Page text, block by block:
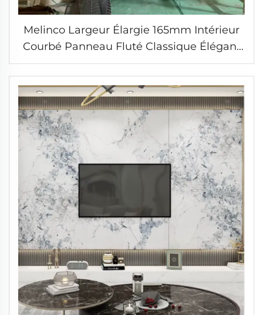
Melinco Largeur Élargie 165mm Intérieur
Courbé Panneau Fluté Classique Élégant
Bleu Foncé Intérieur Fibre de Bambou
Panneau de Mur